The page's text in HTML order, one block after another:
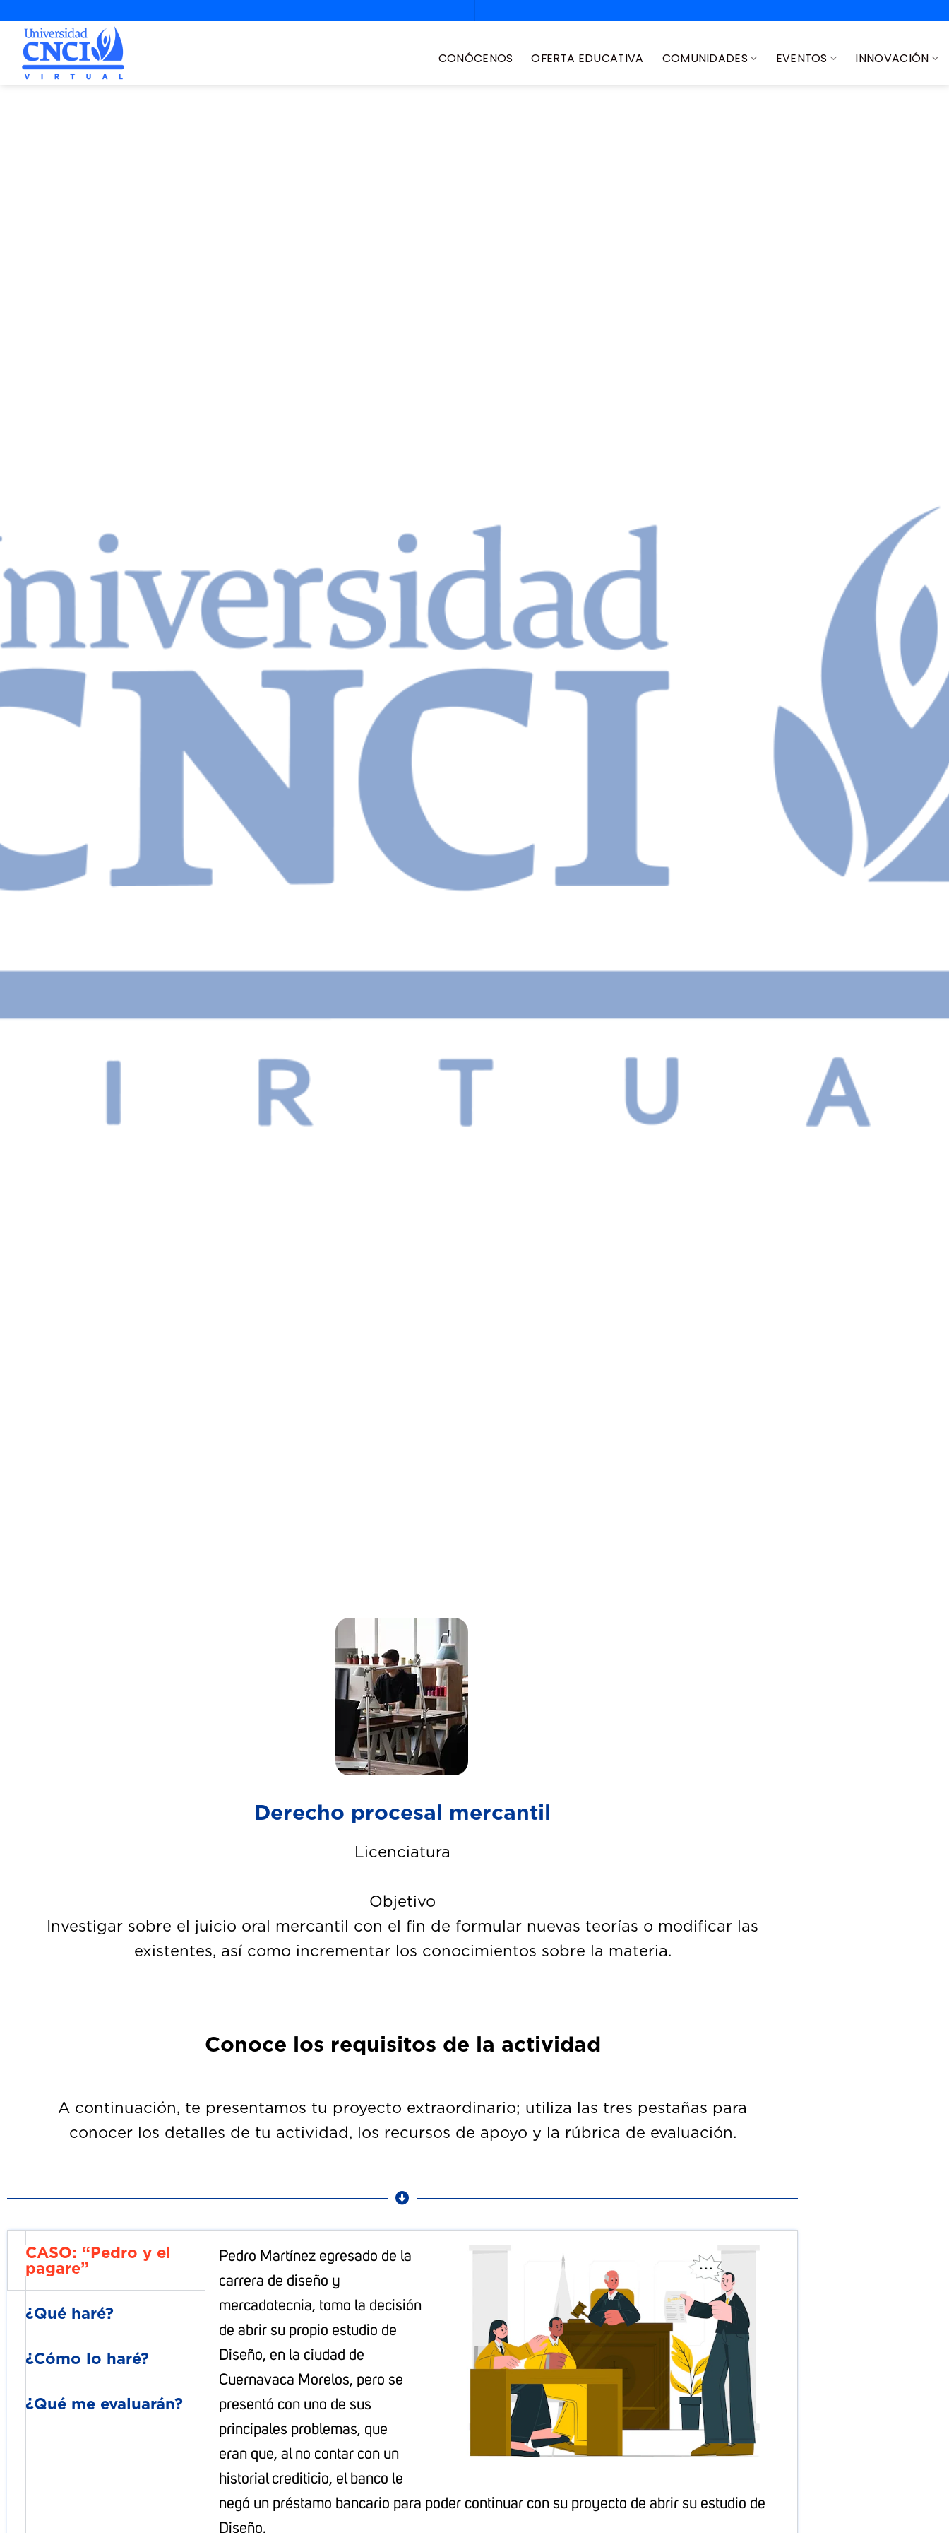
CONÓCENOS OFERTA EDUCATIVA COMUNIDADES EVENTOS INNOVACIÓN
Derecho procesal mercantil
Licenciatura
Objetivo
Investigar sobre el juicio oral mercantil con el fin de formular nuevas teorías o modificar las
existentes, así como incrementar los conocimientos sobre la materia.
Conoce los requisitos de la actividad
A continuación, te presentamos tu proyecto extraordinario; utiliza las tres pestañas para
conocer los detalles de tu actividad, los recursos de apoyo y la rúbrica de evaluación.
CASO: “Pedro y el
pagare”
¿Qué haré?
¿Cómo lo haré?
¿Qué me evaluarán?
Pedro Martínez egresado de la
carrera de diseño y
mercadotecnia, tomo la decisión
de abrir su propio estudio de
Diseño, en la ciudad de
Cuernavaca Morelos, pero se
presentó con uno de sus
principales problemas, que
eran que, al no contar con un
historial crediticio, el banco le
negó un préstamo bancario para poder continuar con su proyecto de abrir su estudio de
Diseño.